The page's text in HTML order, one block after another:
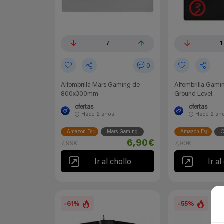
7
0
Alfombrilla Mars Gaming de
800x300mm
ofertas
Hace 2 años
Amazon España Mars Gaming
7,99€ 6,90€
Ir al chollo
1
Alfombrilla
Ground Level
ofertas
Hace 2
Amazon España
7,90€
Ir
-61% -55%